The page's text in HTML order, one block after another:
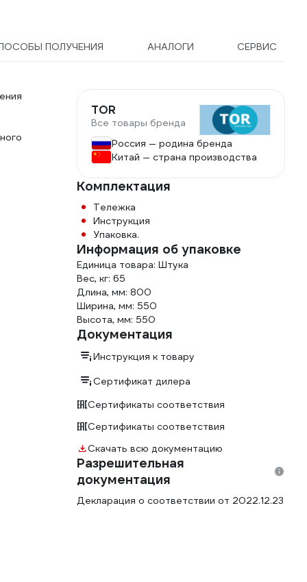
ПОЛУЧЕНИЯ АНАЛОГИ СЕРВИС
TOR
Все товары бренда
Россия — родина бренда
Китай — страна производства
Комплектация
Тележка
Инструкция
Упаковка.
Информация об упаковке
Единица товара: Штука
Вес, кг: 65
Длина, мм: 800
Ширина, мм: 550
Высота, мм: 550
Документация
Инструкция к товару
Сертификат дилера
Сертификаты соответствия
Сертификаты соответствия
Скачать всю документацию
Разрешительная
документация
Декларация о соответствии от 2022.12.23